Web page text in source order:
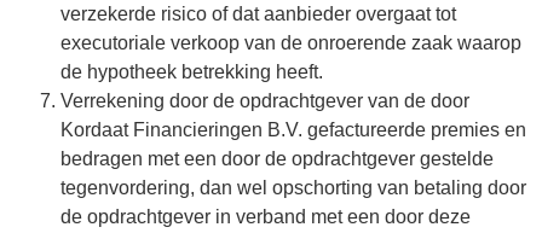
verzekerde risico of dat aanbieder overgaat tot
executoriale verkoop van de onroerende zaak waarop
de hypotheek betrekking heeft.
Verrekening door de opdrachtgever van de door
Kordaat Financieringen B.V. gefactureerde premies en
bedragen met een door de opdrachtgever gestelde
tegenvordering, dan wel opschorting van betaling door
de opdrachtgever in verband met een door deze